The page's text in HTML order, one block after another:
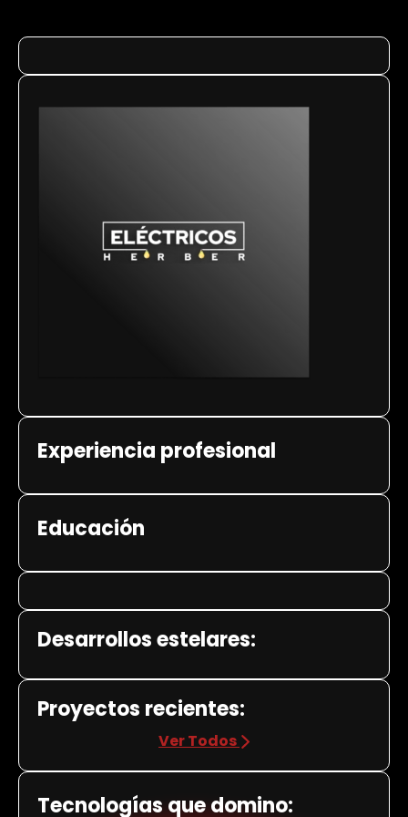
Experiencia profesional
Educación
Desarrollos estelares:
Proyectos recientes:
Ver Todos
Tecnologías que domino: